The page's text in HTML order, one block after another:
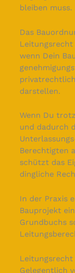
bleiben muss.
Das
Leitungsrecht
wenn Dein
darstellen.
Wenn Du
und dadurch
Berechtigten
schützt das
dingliche
In der Praxis
Bauprojekt
Grundbuchs
Gelegentlich